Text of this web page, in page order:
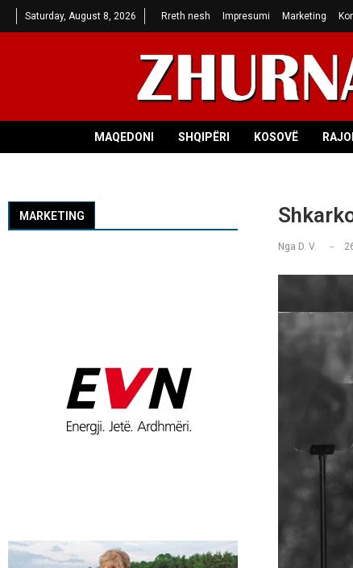
Saturday, August 8, 2026 Rreth nesh Impresumi Marketing
MAQEDONI SHQIPËRI KOSOVË
Nga D. V.
MARKETING